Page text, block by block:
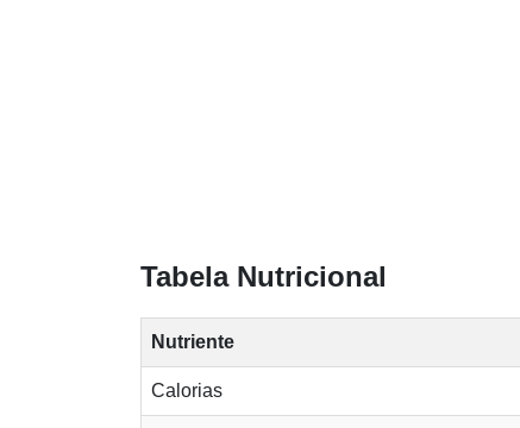
Tabela Nutricional
Nutriente
Calorias